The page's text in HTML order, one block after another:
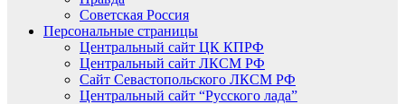
Советская Россия
Персональные страницы
Центральный сайт ЦК КПРФ
Центральный сайт ЛКСМ РФ
Сайт Севастопольского ЛКСМ РФ
Центральный сайт “Русского лада”